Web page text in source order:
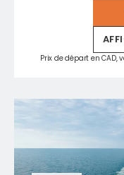
Prix de départ en CAD,